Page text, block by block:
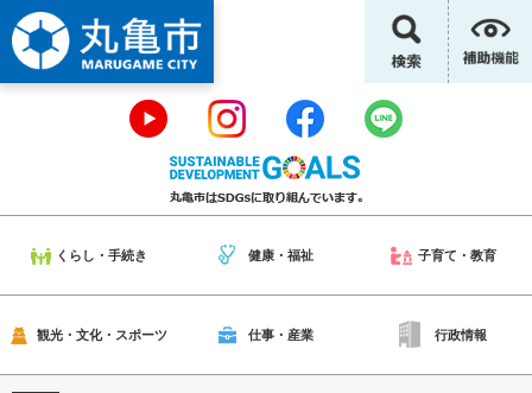
ー
ジ
の
。
ニ
ュ
ー
て
くらし・手続き 健康・福祉 子育て・教育
観光・文化・スポーツ 仕事・産業 行政情報